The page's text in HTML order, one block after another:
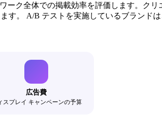
ク全体での掲載効率を評価します。ク
。 A/B テストを実施しているブランド
広告費
スプレイ キャンペーンの予算